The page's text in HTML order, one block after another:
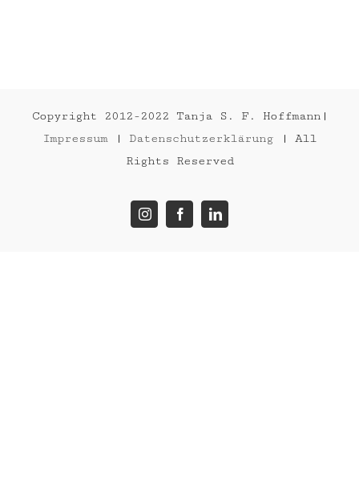
Copyright 2012-2022 Tanja S. F. Hoffmann|
Impressum| Datenschutzerklärung | All
Rights Reserved
InstagramFacebookLinkedIn